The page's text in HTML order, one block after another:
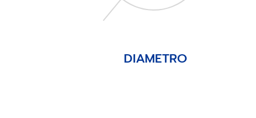
DIAMETRO